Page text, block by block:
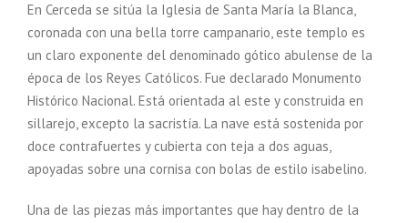
En Cerceda se sitúa la Iglesia de Santa María la Blanca,
coronada con una bella torre campanario, este templo es
un claro exponente del denominado gótico abulense de la
época de los Reyes Católicos. Fue declarado Monumento
Histórico Nacional. Está orientada al este y construida en
sillarejo, excepto la sacristía. La nave está sostenida por
doce contrafuertes y cubierta con teja a dos aguas,
apoyadas sobre una cornisa con bolas de estilo isabelino.
Una de las piezas más importantes que hay dentro de la